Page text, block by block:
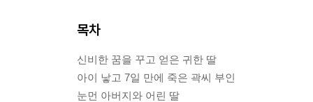
목차
신비한 꿈을 꾸고 얻은 귀한 딸
아이 낳고 7일 만에 죽은 곽씨 부인
눈먼 아버지와 어린 딸